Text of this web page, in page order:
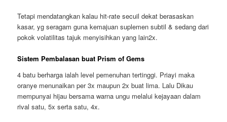
Tetapi mendatangkan kalau hit-rate secuil dekat berasaskan
kasar, yg seragam guna kemajuan suplemen subtil & sedang dari
pokok volatilitas tajuk menyisihkan yang lain2x.
Sistem Pembalasan buat Prism of Gems
4 batu berharga ialah level pemenuhan tertinggi. Priayi maka
oranye menunaikan per 3x maupun 2x buat lima. Lalu Dikau
mempunyai hijau bersama warna ungu melalui kejayaan dalam
rival satu, 5x serta satu, 4x.